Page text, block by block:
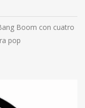
Boom con cuatro
pop